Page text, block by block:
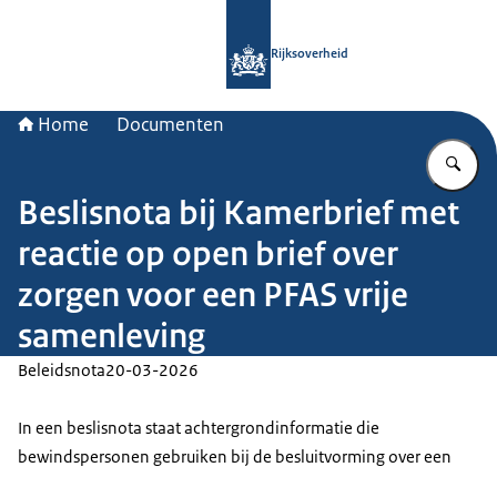
Rijksoverheid
Home Documenten
Beslisnota bij Kamerbrief met
reactie op open brief over
zorgen voor een PFAS vrije
samenleving
Beleidsnota20-03-2026
In een beslisnota staat achtergrondinformatie die
bewindspersonen gebruiken bij de besluitvorming over een